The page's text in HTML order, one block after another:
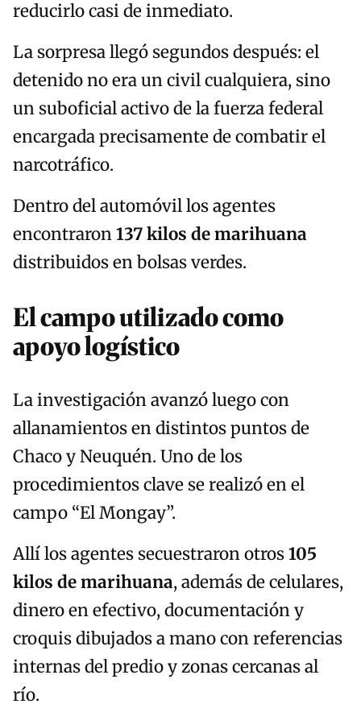
reducirlo casi de inmediato.
La sorpresa llegó segundos después: el
detenido no era un civil cualquiera, sino
un suboficial activo de la fuerza federal
encargada precisamente de combatir el
narcotráfico.
Dentro del automóvil los agentes
encontraron137 kilos de marihuana
distribuidos en bolsas verdes.
El campo utilizado como
apoyo logístico
La investigación avanzó luego con
allanamientos en distintos puntos de
Chaco y Neuquén. Uno de los
procedimientos clave se realizó en el
campo “El Mongay”.
Allí los agentes secuestraron otros105
kilos de marihuana, además de celulares,
dinero en efectivo, documentación y
croquis dibujados a mano con referencias
internas del predio y zonas cercanas al
río.